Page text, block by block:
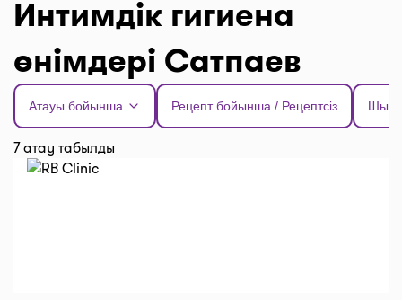
Интимдік гигиена
өнімдері Сатпаев
Атауы бойынша Рецепт бойынша / Рецептсіз
7 атау табылды